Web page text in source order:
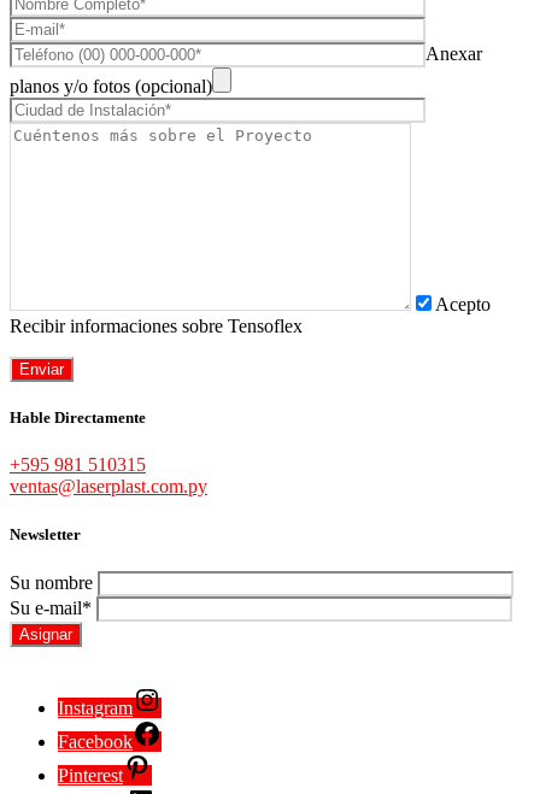
Anexar
planos y/o fotos (opcional)
Acepto
Recibir informaciones sobre Tensoflex
Hable Directamente
+595 981 510315
ventas@laserplast.com.py
Newsletter
Su nombre
Su e-mail*
Instagram
Facebook
Pinterest